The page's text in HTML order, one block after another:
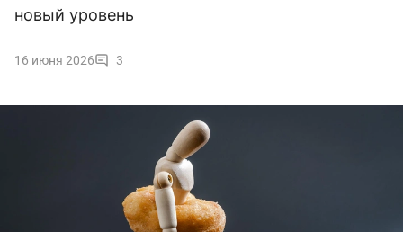
новый уровень
16 июня 2026 3